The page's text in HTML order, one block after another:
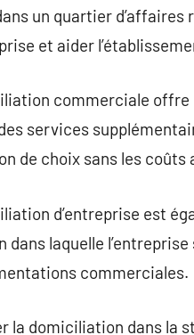
un quartier
et aider
commerciale
des services
de choix sans les coûts
d’entreprise est
dans laquelle
commerciales.
la domiciliation dans la